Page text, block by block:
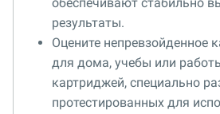
результаты.
Оцените непревзойденное
для дома, учебы или
картриджей, специально
протестированных для